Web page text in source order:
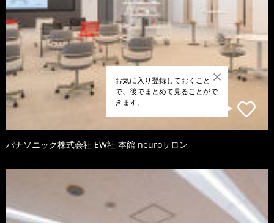
お気に入り登録しておくこと
で、後でまとめて見ることがで
きます。
パナソニック株式会社 EW社 本館 neuroサロン